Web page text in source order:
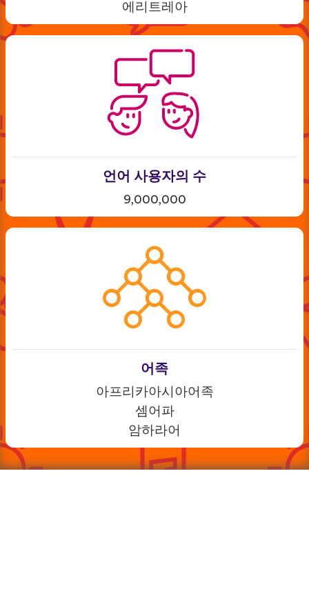
에리트레아
언어 사용자의 수
9,000,000
어족
아프리카아시아어족
셈어파
암하라어